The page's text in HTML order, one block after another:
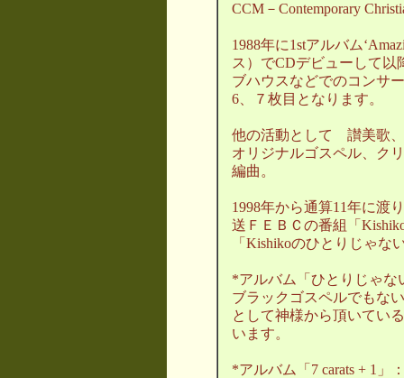
CCM－Contemporary
1988年に1stアルバム
ス）でCDデビューして
ブハウスなどでのコンサ
6、７枚目となります。
他の活動として 讃美歌
オリジナルゴスペル、ク
編曲。
1998年から通算11年に渡
送ＦＥＢＣの番組「
「Kishikoのひとりじゃな
*アルバム「ひとりじゃな
ブラックゴスペルでもな
として神様から頂いてい
います。
*アルバム「7 carats + 1」